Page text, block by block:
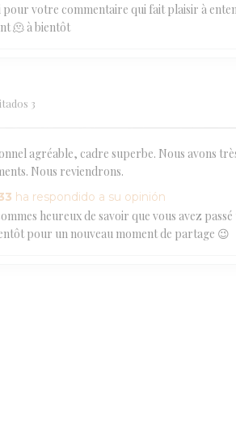
votre commentaire qui fait plaisir à
🫠 à bientôt
3
agréable, cadre superbe. Nous avons
Nous reviendrons.
ha respondido a su opinión
heureux de savoir que vous avez
pour un nouveau moment de partage 😉